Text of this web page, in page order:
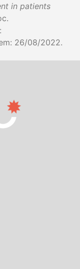
in patients
26/08/2022.